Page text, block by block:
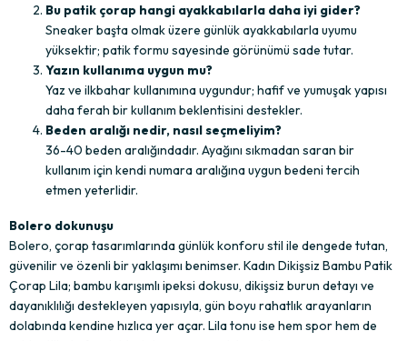
Bu patik çorap hangi ayakkabılarla daha iyi gider?
Sneaker başta olmak üzere günlük ayakkabılarla uyumu
yüksektir; patik formu sayesinde görünümü sade tutar.
Yazın kullanıma uygun mu?
Yaz ve ilkbahar kullanımına uygundur; hafif ve yumuşak yapısı
daha ferah bir kullanım beklentisini destekler.
Beden aralığı nedir, nasıl seçmeliyim?
36-40 beden aralığındadır. Ayağını sıkmadan saran bir
kullanım için kendi numara aralığına uygun bedeni tercih
etmen yeterlidir.
Bolero dokunuşu
Bolero, çorap tasarımlarında günlük konforu stil ile dengede tutan,
güvenilir ve özenli bir yaklaşımı benimser. Kadın Dikişsiz Bambu Patik
Çorap Lila; bambu karışımlı ipeksi dokusu, dikişsiz burun detayı ve
dayanıklılığı destekleyen yapısıyla, gün boyu rahatlık arayanların
dolabında kendine hızlıca yer açar. Lila tonu ise hem spor hem de